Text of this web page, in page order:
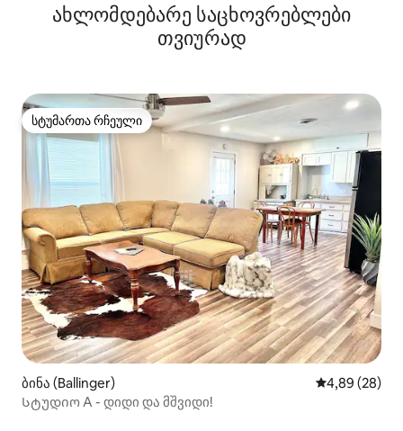
ახლომდებარე საცხოვრებლები
თვიურად
სტუმართა რჩეული
სტუმართა რჩეული
ბინა (Ballinger) საშუალო
4,89 (28)
Სტუდიო A - დიდი და მშვიდი!